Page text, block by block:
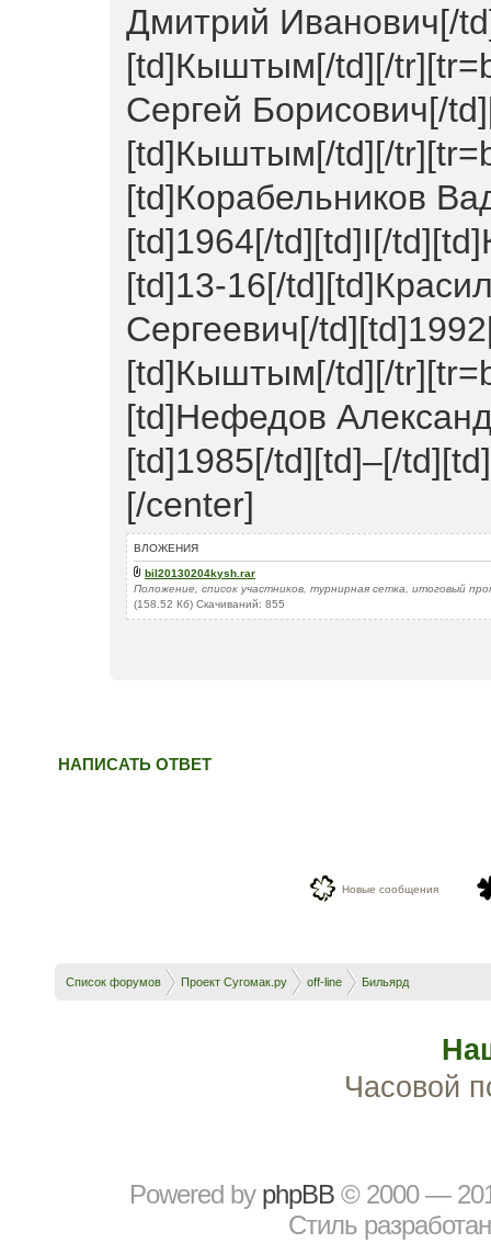
Дмитрий Иванович[/
[td]Кыштым[/td][/
Сергей Борисович[/
[td]Кыштым[/td][/
[td]Корабельников
[td]1964[/td][td]I[/
[td]13-16[/
Сергеевич[/
[td]Кыштым[/td][/
[td]Нефедов
[td]1985[/td][td]–[/
[/center]
ВЛОЖЕНИЯ
bil20130204kysh.rar
Положение, список участников, турнирная сетка, итоговый
(158.52 Кб) Скачиваний: 855
НАПИСАТЬ ОТВЕТ
Новые сообщения
Список форумов Проект Сугомак.ру off-line Бильярд
Часовой
Powered by рhрBВ © 2000 —
Стиль